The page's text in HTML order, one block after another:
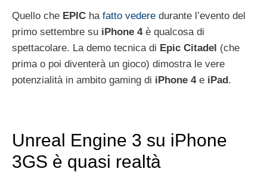
Quello che EPIC ha fatto vedere durante l’evento del
primo settembre su iPhone 4è qualcosa di
spettacolare. La demo tecnica di Epic Citadel (che
prima o poi diventerà un gioco) dimostra le vere
potenzialità in ambito gaming di iPhone 4e iPad.
Unreal Engine 3 su iPhone
3GS è quasi realtà